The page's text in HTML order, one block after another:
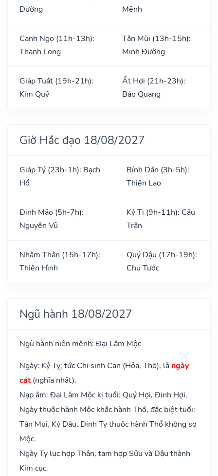
Đường
Mệnh
Canh Ngọ (11h-13h):
Thanh Long
Tân Mùi (13h-15h):
Minh Đường
Giáp Tuất (19h-21h):
Kim Quỹ
Ất Hợi (21h-23h):
Bảo Quang
Giờ Hắc đạo 18/08/2027
Giáp Tý (23h-1h): Bạch
Hổ
Bính Dần (3h-5h):
Thiên Lao
Đinh Mão (5h-7h):
Nguyên Vũ
Kỷ Tị (9h-11h): Câu
Trận
Nhâm Thân (15h-17h):
Thiên Hình
Quý Dậu (17h-19h):
Chu Tước
Ngũ hành 18/08/2027
Ngũ hành niên mệnh: Đại Lâm Mộc
Ngày: Kỷ Tỵ; tức Chi sinh Can (Hỏa, Thổ), là ngày
cát(nghĩa nhật).
Nạp âm: Đại Lâm Mộc kị tuổi: Quý Hợi, Đinh Hợi.
Ngày thuộc hành Mộc khắc hành Thổ, đặc biệt tuổi:
Tân Mùi, Kỷ Dậu, Đinh Tỵ thuộc hành Thổ không sợ
Mộc.
Ngày Tỵ lục hợp Thân, tam hợp Sửu và Dậu thành
Kim cục.